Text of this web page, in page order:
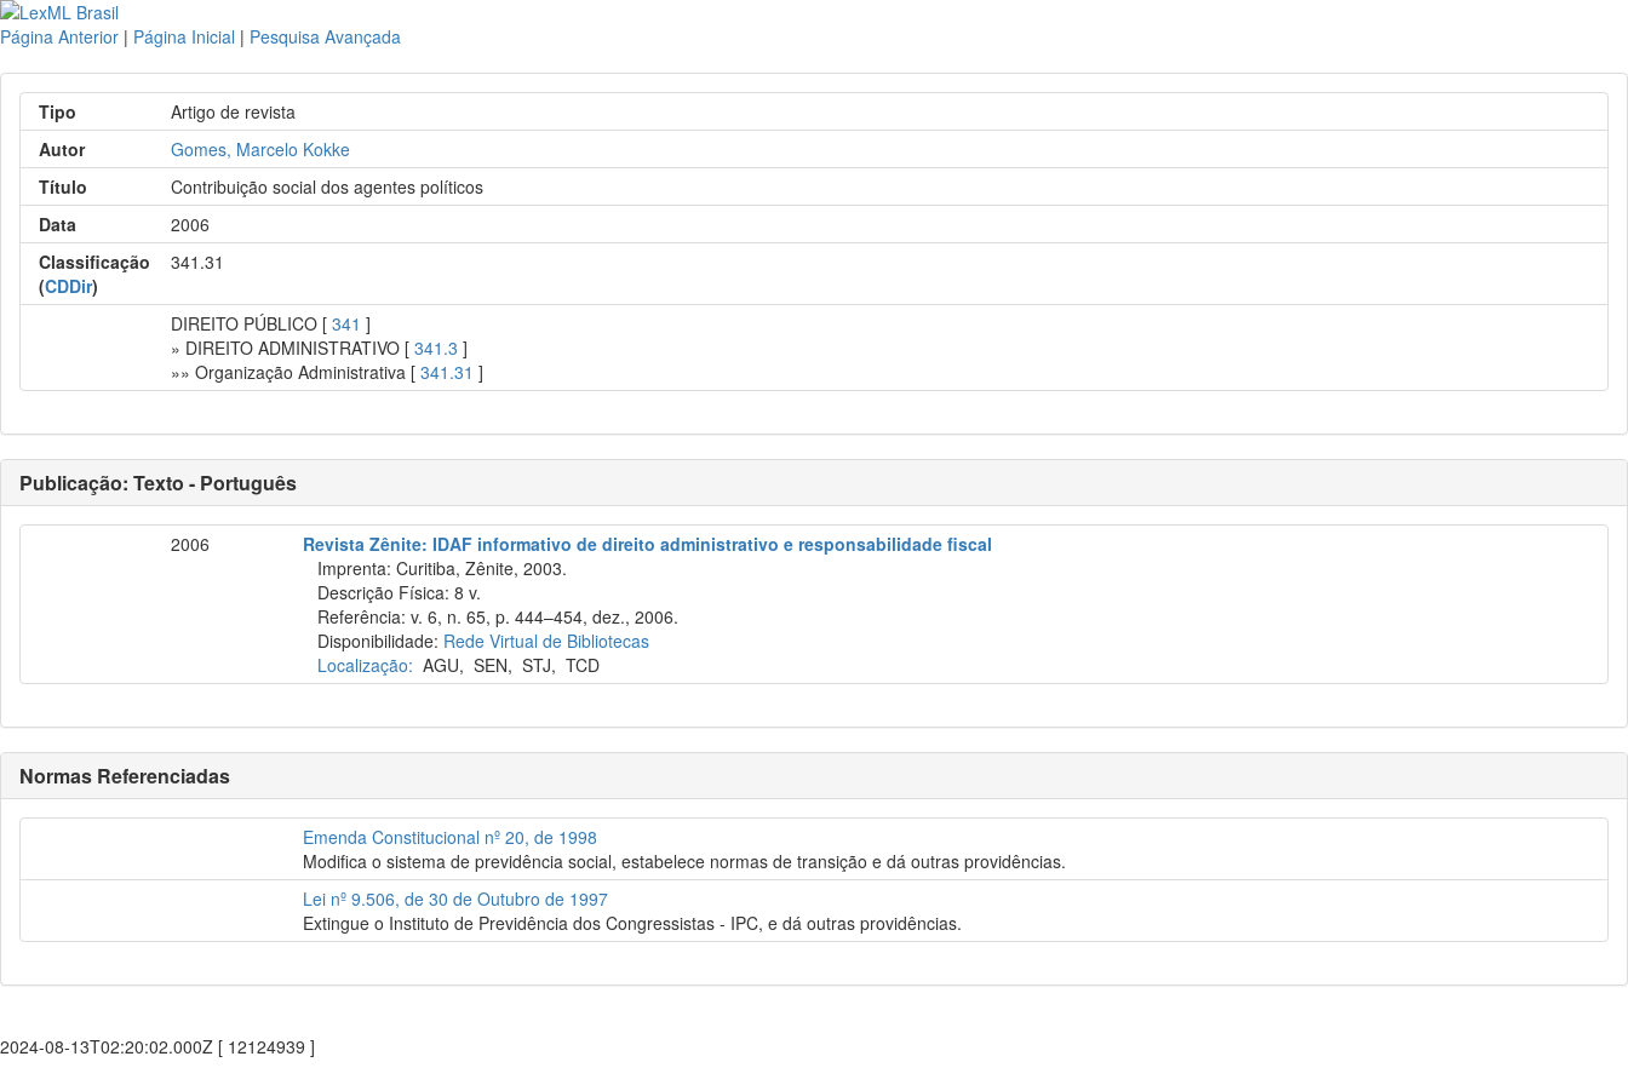
Página Anterior | Página Inicial | Pesquisa Avançada
Tipo
Artigo de revista
Autor
Gomes, Marcelo Kokke
Título
Contribuição social dos agentes políticos
Data
2006
Classificação
(CDDir)
341.31
DIREITO PÚBLICO [341 ]
» DIREITO ADMINISTRATIVO [341.3 ]
»» Organização Administrativa [341.31 ]
Publicação: Texto - Português
2006
Revista Zênite: IDAF informativo de direito administrativo e responsabilidade fiscal
Imprenta: Curitiba, Zênite, 2003.
Descrição Física: 8 v.
Referência: v. 6, n. 65, p. 444–454, dez., 2006.
Disponibilidade: Rede Virtual de Bibliotecas
Localização: AGU,SEN,STJ,TCD
Normas Referenciadas
Emenda Constitucional nº 20, de 1998
Modifica o sistema de previdência social, estabelece normas de transição e dá outras providências.
Lei nº 9.506, de 30 de Outubro de 1997
Extingue o Instituto de Previdência dos Congressistas - IPC, e dá outras providências.
2024-08-13T02:20:02.000Z [ 12124939 ]